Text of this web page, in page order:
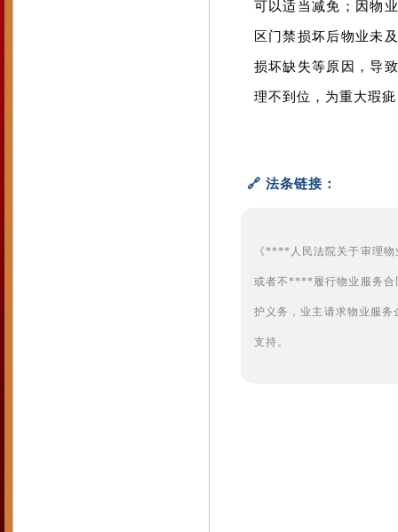
可以适当减免；因物
区门禁损坏后物业未
损坏缺失等原因，导
理不到位，为重大瑕
🔗 法条链接：
《****人民法院关于审理
或者不****履行物业服务合
护义务，业主请求物业服
支持。